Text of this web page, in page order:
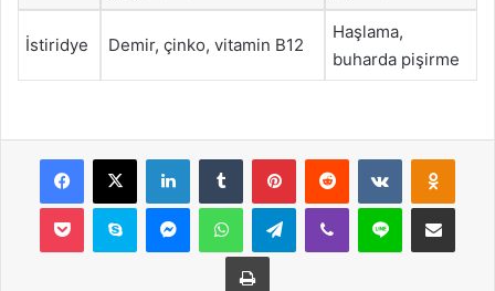
İstiridye Demir, çinko, vitamin B12
Haşlama,
buharda pişirme
Facebook
X LinkedInTumblr PinterestReddit VKontakte
Pocket Skype MessengerWhatsAppTelegramViber Line E-Posta ile
Yazdır